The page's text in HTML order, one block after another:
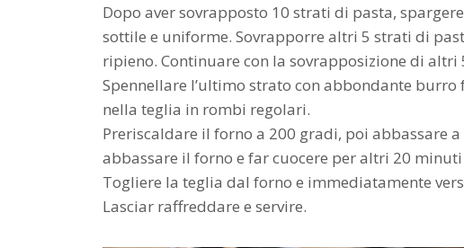
Dopo aver sovrapposto 10 strati di pasta,
sottile e uniforme. Sovrapporre altri 5 strati di
ripieno. Continuare con la sovrapposizione di altri
Spennellare l’ultimo strato con abbondante
nella teglia in rombi regolari.
Preriscaldare il forno a 200 gradi, poi abbassare
abbassare il forno e far cuocere per altri 20
Togliere la teglia dal forno e immediatamente
Lasciar raffreddare e servire.